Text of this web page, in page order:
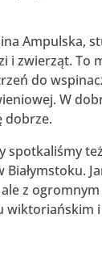
Ampulska,
i zwierząt. To
do
W
dobrze.
z